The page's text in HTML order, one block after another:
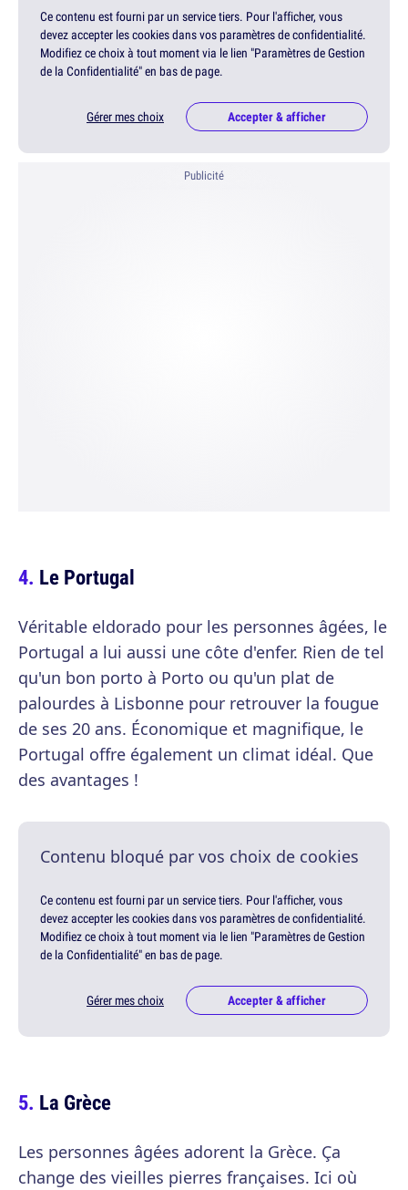
Ce contenu est fourni par un service tiers. Pour l'afficher, vous
devez accepter les cookies dans vos paramètres de confidentialité.
Modifiez ce choix à tout moment via le lien "Paramètres de Gestion
de la Confidentialité" en bas de page.
Gérer mes choix Accepter & afficher
Publicité
Le Portugal
Véritable eldorado pour les personnes âgées, le
Portugal a lui aussi une côte d'enfer. Rien de tel
qu'un bon porto à Porto ou qu'un plat de
palourdes à Lisbonne pour retrouver la fougue
de ses 20 ans. Économique et magnifique, le
Portugal offre également un climat idéal. Que
des avantages !
Contenu bloqué par vos choix de cookies
Ce contenu est fourni par un service tiers. Pour l'afficher, vous
devez accepter les cookies dans vos paramètres de confidentialité.
Modifiez ce choix à tout moment via le lien "Paramètres de Gestion
de la Confidentialité" en bas de page.
Gérer mes choix Accepter & afficher
La Grèce
Les personnes âgées adorent la Grèce. Ça
change des vieilles pierres françaises. Ici où